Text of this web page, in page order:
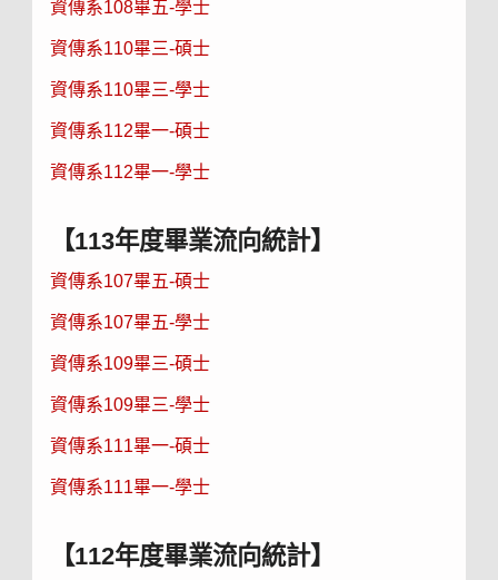
資傳系108畢五-學士
資傳系110畢三-碩士
資傳系110畢三-學士
資傳系112畢一-碩士
資傳系112畢一-學士
【113年度畢業流向統計】
資傳系107畢五-碩士
資傳系107畢五-學士
資傳系109畢三-碩士
資傳系109畢三-學士
資傳系111畢一-碩士
資傳系111畢一-學士
【112年度畢業流向統計】